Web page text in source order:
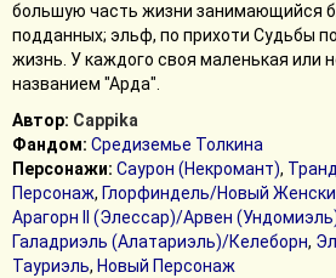
большую часть жизни занимающийся
подданных; эльф, по прихоти Судьбы
жизнь. У каждого своя маленькая или
названием "Арда".
Автор: Cappika
Фандом: Средиземье Толкина
Персонажи: Саурон (Некромант),
Персонаж, Глорфиндель/Новый
Арагорн II (Элессар)/Арвен
Галадриэль (Алатариэль)/Келеборн,
Тауриэль, Новый Персонаж